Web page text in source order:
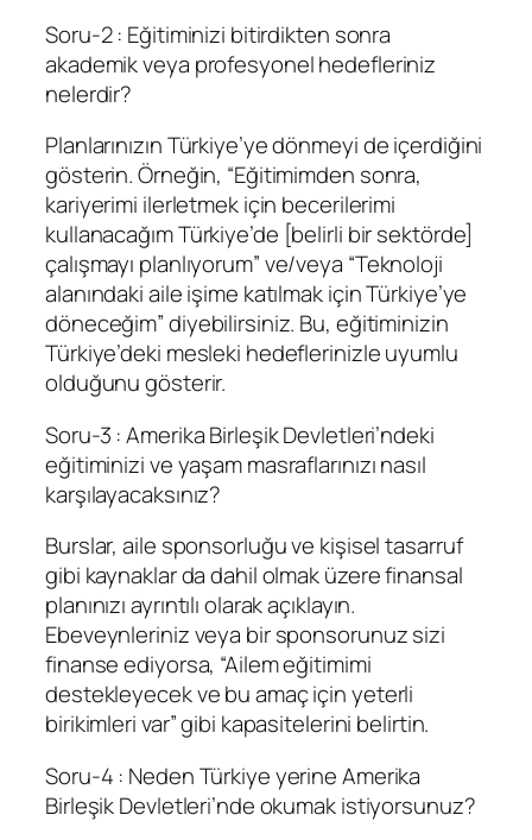
Soru-2 : Eğitiminizi bitirdikten sonra
akademik veya profesyonel hedefleriniz
nelerdir?
Planlarınızın Türkiye’ye dönmeyi de içerdiğini
gösterin. Örneğin, “Eğitimimden sonra,
kariyerimi ilerletmek için becerilerimi
kullanacağım Türkiye’de [belirli bir sektörde]
çalışmayı planlıyorum” ve/veya “Teknoloji
alanındaki aile işime katılmak için Türkiye’ye
döneceğim” diyebilirsiniz. Bu, eğitiminizin
Türkiye’deki mesleki hedeflerinizle uyumlu
olduğunu gösterir.
Soru-3 : Amerika Birleşik Devletleri’ndeki
eğitiminizi ve yaşam masraflarınızı nasıl
karşılayacaksınız?
Burslar, aile sponsorluğu ve kişisel tasarruf
gibi kaynaklar da dahil olmak üzere finansal
planınızı ayrıntılı olarak açıklayın.
Ebeveynleriniz veya bir sponsorunuz sizi
finanse ediyorsa, “Ailem eğitimimi
destekleyecek ve bu amaç için yeterli
birikimleri var” gibi kapasitelerini belirtin.
Soru-4 : Neden Türkiye yerine Amerika
Birleşik Devletleri’nde okumak istiyorsunuz?